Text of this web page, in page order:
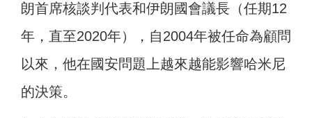
朗首席核談判代表和伊朗國會議長（任期12
年，直至2020年），自2004年被任命為顧問
以來，他在國安問題上越來越能影響哈米尼
的決策。